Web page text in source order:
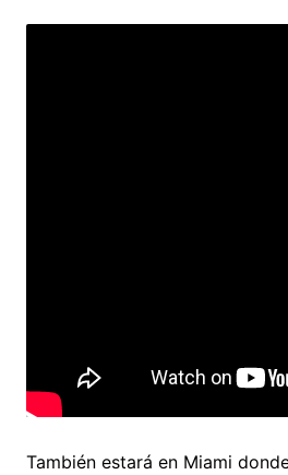
También estará en Miami